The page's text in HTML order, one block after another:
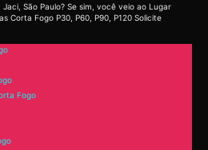
São Paulo? Se sim, você veio ao Lugar
Corta Fogo P30, P60, P90, P120 Solicite
Fogo